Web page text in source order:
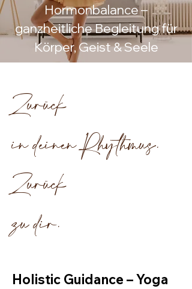
Hormonbalance –
ganzheitliche Begleitung für
Körper, Geist & Seele
Zurück
in deinen Rhythmus.
Zurück
zu dir.
Holistic Guidance – Yoga